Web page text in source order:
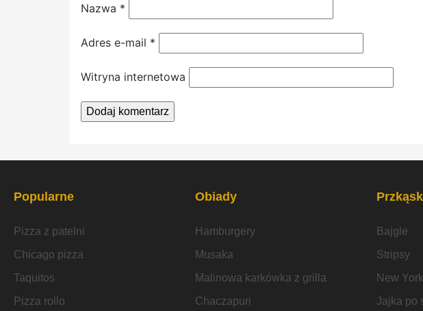
Nazwa *
Adres e-mail *
Witryna internetowa
Popularne
Pizza z patelni
Chicago pizza
Taquitos
Pizza rollo
Obiady
Hamburgery
Musaka
Malinowa karkówka z grilla
Chaczapuri
Bajgle
Stripsy
New
Jajka po